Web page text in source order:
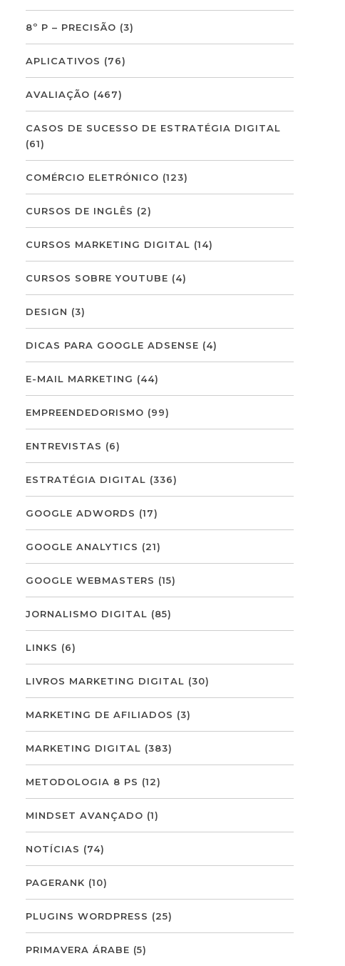
8º P – PRECISÃO (3)
APLICATIVOS (76)
AVALIAÇÃO (467)
CASOS DE SUCESSO DE ESTRATÉGIA DIGITAL
(61)
COMÉRCIO ELETRÓNICO (123)
CURSOS DE INGLÊS (2)
CURSOS MARKETING DIGITAL (14)
CURSOS SOBRE YOUTUBE (4)
DESIGN (3)
DICAS PARA GOOGLE ADSENSE (4)
E-MAIL MARKETING (44)
EMPREENDEDORISMO (99)
ENTREVISTAS (6)
ESTRATÉGIA DIGITAL (336)
GOOGLE ADWORDS (17)
GOOGLE ANALYTICS (21)
GOOGLE WEBMASTERS (15)
JORNALISMO DIGITAL (85)
LINKS (6)
LIVROS MARKETING DIGITAL (30)
MARKETING DE AFILIADOS (3)
MARKETING DIGITAL (383)
METODOLOGIA 8 PS (12)
MINDSET AVANÇADO (1)
NOTÍCIAS (74)
PAGERANK (10)
PLUGINS WORDPRESS (25)
PRIMAVERA ÁRABE (5)